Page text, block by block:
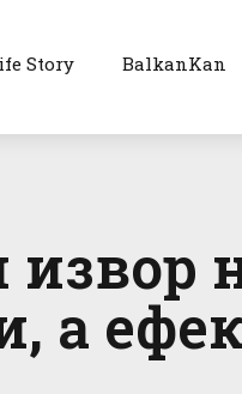
Story BalkanKan
извор
а